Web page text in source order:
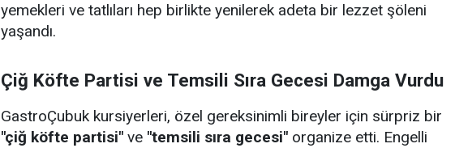
yemekleri ve tatlıları hep birlikte yenilerek adeta bir lezzet şöleni
yaşandı.
Çiğ Köfte Partisi ve Temsili Sıra Gecesi Damga Vurdu
GastroÇubuk kursiyerleri, özel gereksinimli bireyler için sürpriz bir
"çiğ köfte partisi" ve "temsili sıra gecesi" organize etti. Engelli